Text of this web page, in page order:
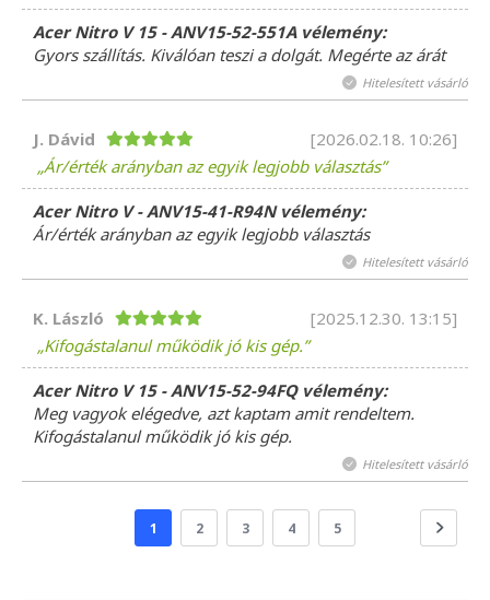
Acer Nitro V 15 - ANV15-52-551A vélemény:
Gyors szállítás. Kiválóan teszi a dolgát. Megérte az árát
Hitelesített vásárló
J. Dávid
[2026.02.18. 10:26]
Ár/érték arányban az egyik legjobb választás
Acer Nitro V - ANV15-41-R94N vélemény:
Ár/érték arányban az egyik legjobb választás
Hitelesített vásárló
K. László
[2025.12.30. 13:15]
Kifogástalanul működik jó kis gép.
Acer Nitro V 15 - ANV15-52-94FQ vélemény:
Meg vagyok elégedve, azt kaptam amit rendeltem.
Kifogástalanul működik jó kis gép.
Hitelesített vásárló
1 2 3 4 5